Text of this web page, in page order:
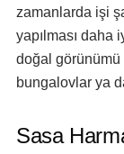
zamanlarda işi
yapılması daha
doğal görünümü
bungalovlar ya
Sasa